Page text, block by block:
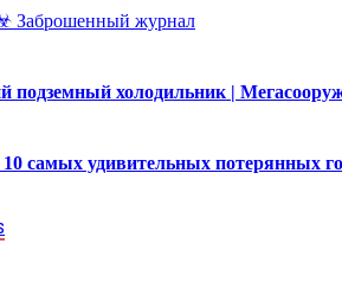
подземный холодильник |
10 самых удивительных потерянных